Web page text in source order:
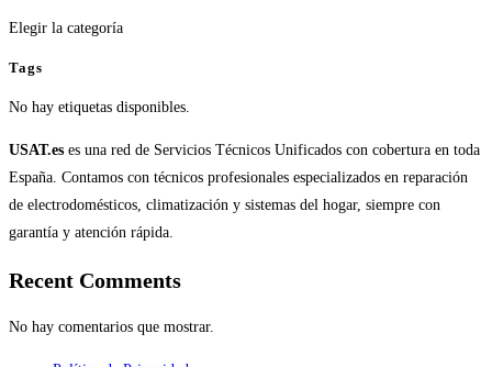
Categorías
Elegir la categoría
Tags
No hay etiquetas disponibles.
USAT.es es una red de Servicios Técnicos Unificados con cobertura en toda
España. Contamos con técnicos profesionales especializados en reparación
de electrodomésticos, climatización y sistemas del hogar, siempre con
garantía y atención rápida.
Recent Comments
No hay comentarios que mostrar.